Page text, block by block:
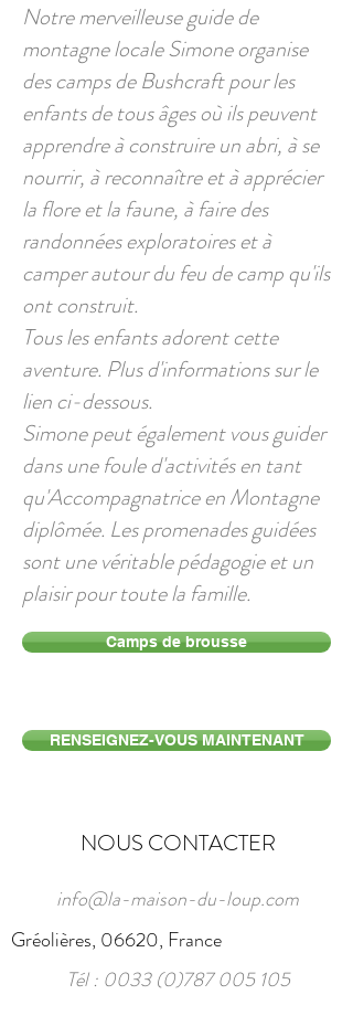
Notre merveilleuse guide de
montagne locale Simone organise
des camps de Bushcraft pour les
enfants de tous âges où ils peuvent
apprendre à construire un abri, à se
nourrir, à reconnaître et à apprécier
la flore et la faune, à faire des
randonnées exploratoires et à
camper autour du feu de camp qu'ils
ont construit.
Tous les enfants adorent cette
aventure. Plus d'informations sur le
lien ci-dessous.
Simone peut également vous guider
dans une foule d'activités en tant
qu'Accompagnatrice en Montagne
diplômée. Les promenades guidées
sont une véritable pédagogie et un
plaisir pour toute la famille.
Camps de brousse
RENSEIGNEZ-VOUS MAINTENANT
NOUS CONTACTER
info@la-maison-du-loup.com
Gréolières, 06620, France
Tél : 0033 (0)787 005 105